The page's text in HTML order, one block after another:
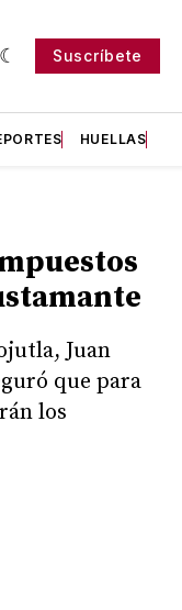
Suscríbete
HUELLAS
Juan
que para
los